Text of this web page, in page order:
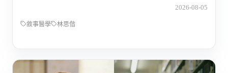
2026-08-05
敘事醫學 林思偕